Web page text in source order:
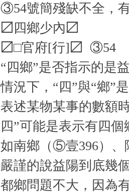
③54號簡殘缺不全，
〼四鄉少內〼
〼□官府[行]〼 ③54
“四鄉”是否指示的是
情況下，“四”與“鄉”
表述某物某事的數額
四”可能是表示有四
如南鄉（⑤壹396）
嚴謹的說益陽到底幾
都鄉問題不大，因為